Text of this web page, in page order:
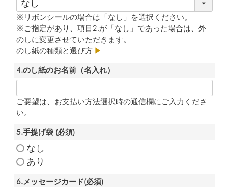
※リボンシールの場合は「なし」を選択ください。
※ご指定があり、項目2.が「なし」であった場合は、外
のしに変更させていただきます。
のし紙の種類と選び方 ▶
4.のし紙のお名前（名入れ）
ご要望は、お支払い方法選択時の通信欄にご入力くださ
い。
5.手提げ袋 (必須)
なし
あり
6.メッセージカード(必須)